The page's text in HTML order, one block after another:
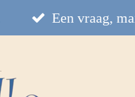
Een vraag,